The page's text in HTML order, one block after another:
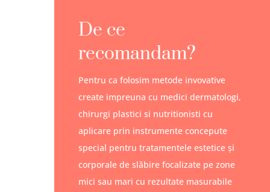
De ce
recomandam?
Pentru ca folosim metode invovative
create impreuna cu medici dermatologi,
chirurgi plastici si nutritionisti cu
aplicare prin instrumente concepute
special pentru tratamentele estetice şi
corporale de slăbire focalizate pe zone
mici sau mari cu rezultate masurabile